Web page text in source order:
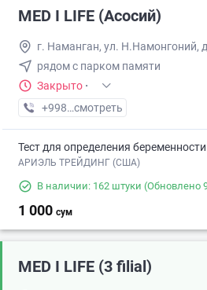
MED I LIFE (Асосий)
г. Наманган, ул. Н.Намонгоний,
рядом с парком памяти
Закрыто ·
+998 (55) XXX-XX-XX
смотреть
Тест для определения
АРИЭЛЬ ТРЕЙДИНГ (США)
В наличии: 162 штуки (Обновлено
1 000 сум
MED I LIFE (3 filial)